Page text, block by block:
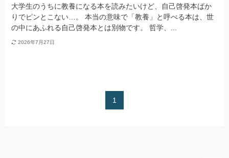
大学生のうちに教養になる本を読みたいけど、自己啓発本ばか
りでピンとこない…。 本当の意味で「教養」と呼べる本は、世
の中にあふれる自己啓発本とは別物です。 哲学、...
2026年7月27日
1